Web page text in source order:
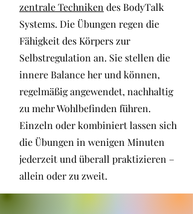
zentrale Techniken des BodyTalk
Systems. Die Übungen regen die
Fähigkeit des Körpers zur
Selbstregulation an. Sie stellen die
innere Balance her und können,
regelmäßig angewendet, nachhaltig
zu mehr Wohlbefinden führen.
Einzeln oder kombiniert lassen sich
die Übungen in wenigen Minuten
jederzeit und überall praktizieren –
allein oder zu zweit.